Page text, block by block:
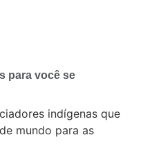
para você se
indígenas que
mundo para as